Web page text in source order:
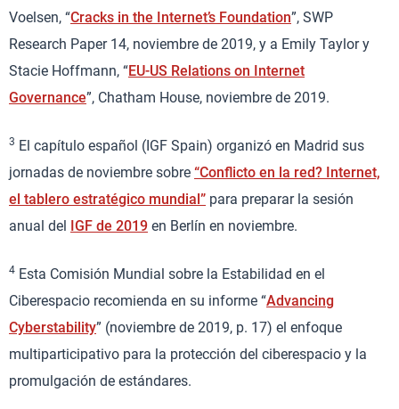
Voelsen, “Cracks in the Internet’s Foundation”, SWP
Research Paper 14, noviembre de 2019, y a Emily Taylor y
Stacie Hoffmann, “EU-US Relations on Internet
Governance”, Chatham House, noviembre de 2019.
3 El capítulo español (IGF Spain) organizó en Madrid sus
jornadas de noviembre sobre “Conflicto en la red? Internet,
el tablero estratégico mundial” para preparar la sesión
anual del IGF de 2019 en Berlín en noviembre.
4 Esta Comisión Mundial sobre la Estabilidad en el
Ciberespacio recomienda en su informe “Advancing
Cyberstability” (noviembre de 2019, p. 17) el enfoque
multiparticipativo para la protección del ciberespacio y la
promulgación de estándares.